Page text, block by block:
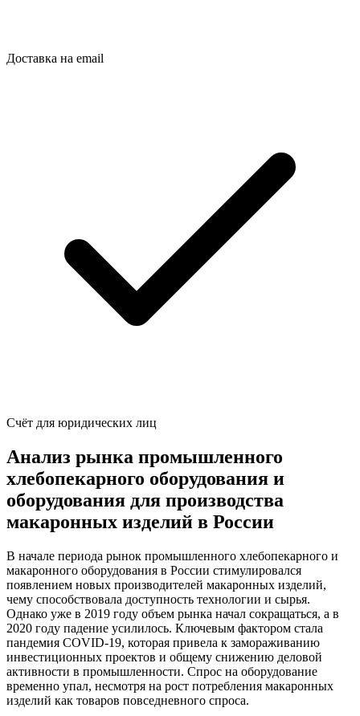
Доставка на email
Счёт для юридических лиц
Анализ рынка промышленного
хлебопекарного оборудования и
оборудования для производства
макаронных изделий в России
В начале периода рынок промышленного хлебопекарного и
макаронного оборудования в России стимулировался
появлением новых производителей макаронных изделий,
чему способствовала доступность технологии и сырья.
Однако уже в 2019 году объем рынка начал сокращаться, а в
2020 году падение усилилось. Ключевым фактором стала
пандемия COVID-19, которая привела к замораживанию
инвестиционных проектов и общему снижению деловой
активности в промышленности. Спрос на оборудование
временно упал, несмотря на рост потребления макаронных
изделий как товаров повседневного спроса.